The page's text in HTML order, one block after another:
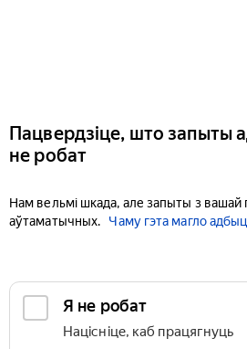
Пацвердзіце, што запыты
не робат
Нам вельмі шкада, але запыты з
аўтаматычных.
Чаму гэта магло
Я не робат
Націсніце, каб працягнуць